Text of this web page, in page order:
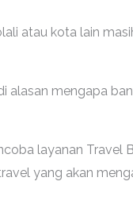
atau kota lain
alasan mengapa
layanan Travel
yang akan